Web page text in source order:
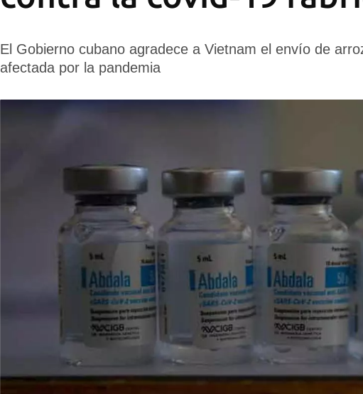
El Gobierno cubano agradece a Vietnam el envío de
afectada por la pandemia